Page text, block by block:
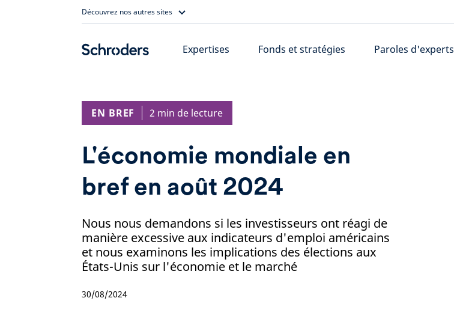
Découvrez nos autres sites
Expertises Fonds et stratégies Paroles d'experts
EN BREF 2 min de lecture
L'économie mondiale en
bref en août 2024
Nous nous demandons si les investisseurs ont réagi de
manière excessive aux indicateurs d'emploi américains
et nous examinons les implications des élections aux
États-Unis sur l'économie et le marché
30/08/2024